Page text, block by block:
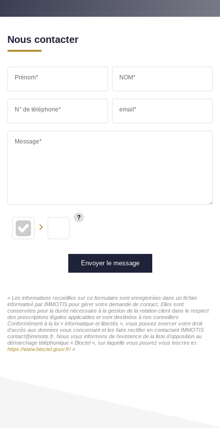
Nous contacter
Prénom* NOM*
N° de téléphone* email*
Message*
Envoyer le message
« Les informations recueillies sur ce formulaire sont enregistrées dans un fichier
informatisé par IMMOTIS pour gérer votre demande de contact. Elles sont
conservées pour la durée nécessaire à la gestion de la relation client dans le respect
des prescriptions légales applicables et sont destinées à nos conseillers
Conformément à la loi « informatique et libertés », vous pouvez exercer votre droit
d'accès aux données vous concernant et les faire rectifier en contactant IMMOTIS
contact@immotis.fr. Nous vous informons de l'existence de la liste d'opposition au
démarchage téléphonique « Bloctel », sur laquelle vous pouvez vous inscrire ici :
https://www.bloctel.gouv.fr/»